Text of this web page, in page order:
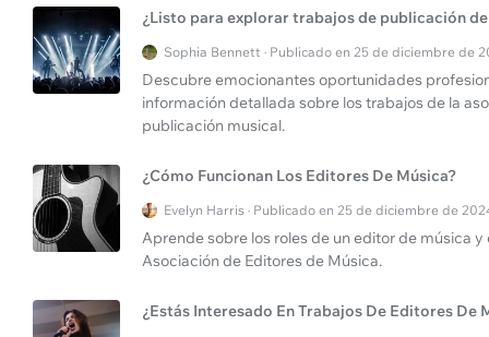
¿Listo para explorar trabajos de publicación
Sophia Bennett · Publicado en 25 de diciembre de
Descubre emocionantes oportunidades
información detallada sobre los trabajos de la
publicación musical.
¿Cómo Funcionan Los Editores De Música?
Evelyn Harris · Publicado en 25 de diciembre de
Aprende sobre los roles de un editor de música
Asociación de Editores de Música.
¿Estás Interesado En Trabajos De Editores De